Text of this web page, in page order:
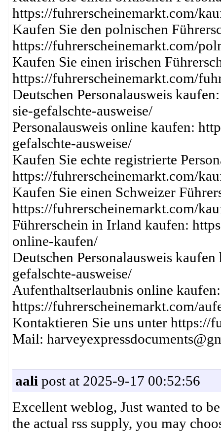
https://fuhrerscheinemarkt.com/
Kaufen Sie den polnischen
https://fuhrerscheinemarkt.com/
Kaufen Sie einen irischen
https://fuhrerscheinemarkt.com/
Deutschen Personalausweis
sie-gefalschte-ausweise/
Personalausweis online kaufen:
gefalschte-ausweise/
Kaufen Sie echte registrierte
https://fuhrerscheinemarkt.com/
Kaufen Sie einen Schweizer
https://fuhrerscheinemarkt.com/
Führerschein in Irland kaufen:
online-kaufen/
Deutschen Personalausweis
gefalschte-ausweise/
Aufenthaltserlaubnis online kaufen:
https://fuhrerscheinemarkt.com/
Kontaktieren Sie uns unter https://
Mail:
aali post at 2025-9-17 00:52:56
Excellent weblog, Just wanted to
the actual rss supply, you may